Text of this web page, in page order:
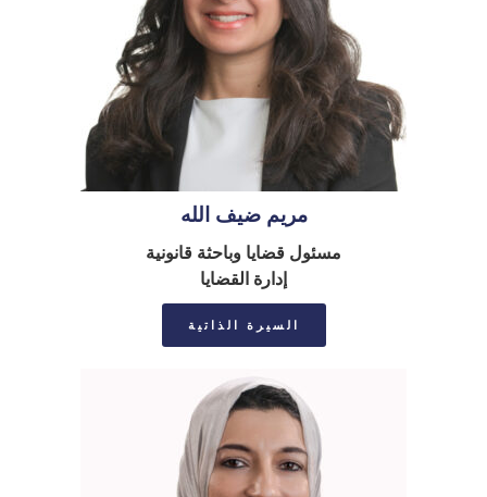
مريم ضيف الله
مسئول قضايا وباحثة قانونية
إدارة القضايا
السيرة الذاتية